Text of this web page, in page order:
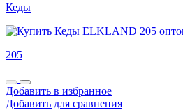
Кеды
205
Добавить в избранное
Добавить для сравнения